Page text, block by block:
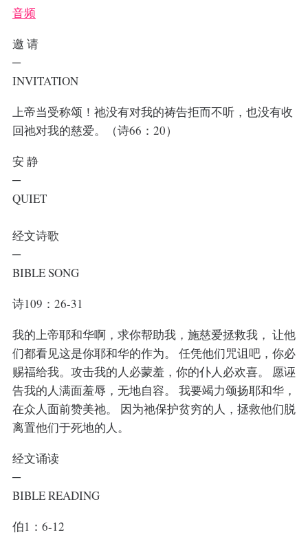
音频
邀 请
─
INVITATION
上帝当受称颂！祂没有对我的祷告拒而不听，也没有收
回祂对我的慈爱。（诗66：20）
安 静
─
QUIET
经文诗歌
─
BIBLE SONG
诗109：26-31
我的上帝耶和华啊，求你帮助我，施慈爱拯救我， 让他
们都看见这是你耶和华的作为。 任凭他们咒诅吧，你必
赐福给我。攻击我的人必蒙羞，你的仆人必欢喜。 愿诬
告我的人满面羞辱，无地自容。 我要竭力颂扬耶和华，
在众人面前赞美祂。 因为祂保护贫穷的人，拯救他们脱
离置他们于死地的人。
经文诵读
─
BIBLE READING
伯1：6-12